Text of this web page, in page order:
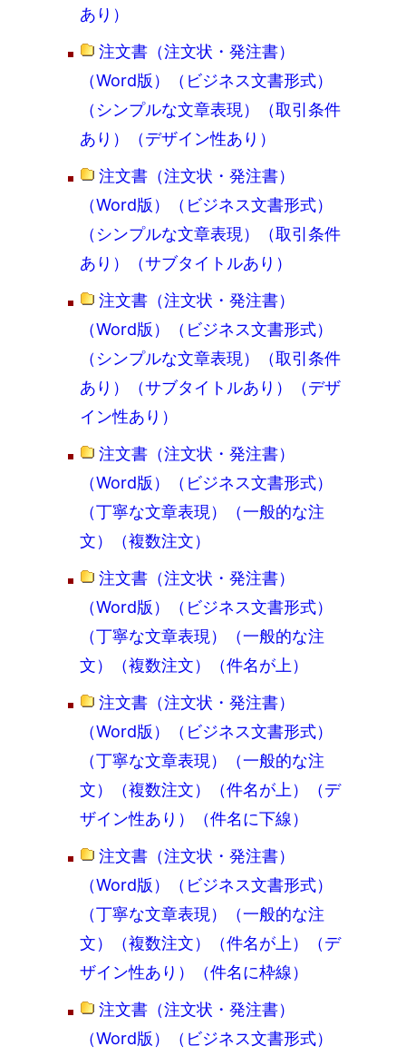
あり）
注文書（注文状・発注書）
（Word版）（ビジネス文書形式）
（シンプルな文章表現）（取引条件
あり）（デザイン性あり）
注文書（注文状・発注書）
（Word版）（ビジネス文書形式）
（シンプルな文章表現）（取引条件
あり）（サブタイトルあり）
注文書（注文状・発注書）
（Word版）（ビジネス文書形式）
（シンプルな文章表現）（取引条件
あり）（サブタイトルあり）（デザ
イン性あり）
注文書（注文状・発注書）
（Word版）（ビジネス文書形式）
（丁寧な文章表現）（一般的な注
文）（複数注文）
注文書（注文状・発注書）
（Word版）（ビジネス文書形式）
（丁寧な文章表現）（一般的な注
文）（複数注文）（件名が上）
注文書（注文状・発注書）
（Word版）（ビジネス文書形式）
（丁寧な文章表現）（一般的な注
文）（複数注文）（件名が上）（デ
ザイン性あり）（件名に下線）
注文書（注文状・発注書）
（Word版）（ビジネス文書形式）
（丁寧な文章表現）（一般的な注
文）（複数注文）（件名が上）（デ
ザイン性あり）（件名に枠線）
注文書（注文状・発注書）
（Word版）（ビジネス文書形式）